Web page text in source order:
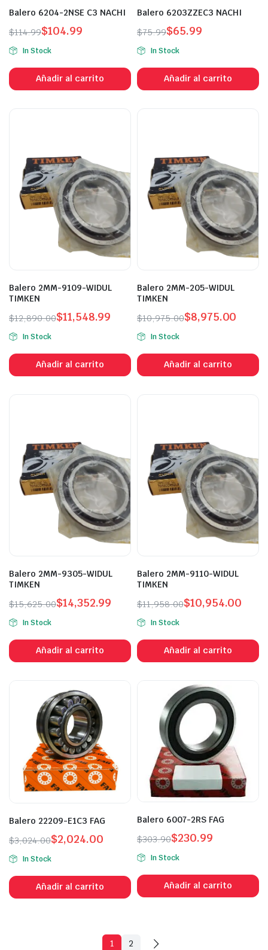
Balero 6204-2NSE C3 NACHI
$114.99$104.99
In Stock
Añadir al carrito
Balero 6203ZZEC3 NACHI
$75.99$65.99
In Stock
Añadir al carrito
Balero 2MM-9109-WIDUL
TIMKEN
$12,890.00$11,548.99
In Stock
Añadir al carrito
Balero 2MM-205-WIDUL
TIMKEN
$10,975.00$8,975.00
In Stock
Añadir al carrito
Balero 2MM-9305-WIDUL
TIMKEN
$15,625.00$14,352.99
In Stock
Añadir al carrito
Balero 2MM-9110-WIDUL
TIMKEN
$11,958.00$10,954.00
In Stock
Añadir al carrito
Balero 22209-E1C3 FAG
$3,024.00$2,024.00
In Stock
Añadir al carrito
Balero 6007-2RS FAG
$303.90$230.99
In Stock
Añadir al carrito
1 2